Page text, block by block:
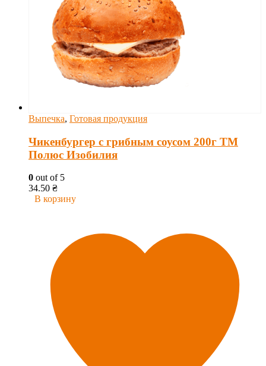
Выпечка, Готовая продукция
Чикенбургер с грибным соусом 200г ТМ
Полюс Изобилия
0 out of 5
34.50 ₴
В корзину